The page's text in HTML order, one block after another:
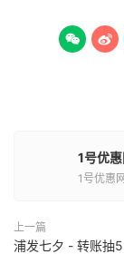
 
1号优
1号优惠
上一篇
浦发七夕 - 转账抽